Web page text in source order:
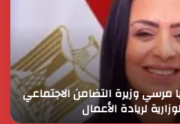
مرسي وزيرة التضامن الاجتماعي
لريادة الأعمال
في